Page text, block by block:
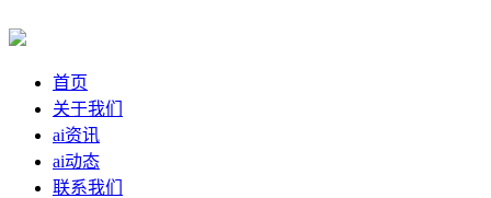
首页
关于我们
ai资讯
ai动态
联系我们